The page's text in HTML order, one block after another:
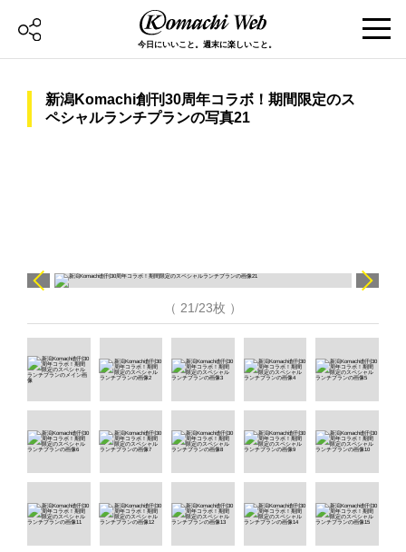
今日にいいこと。週末に楽しいこと。
新潟Komachi創刊30周年コラボ！期間限定のス
ペシャルランチプランの写真21
（ 21/23枚 ）